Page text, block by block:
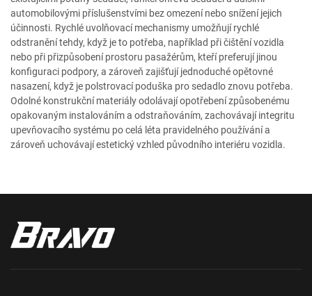
automobilovými příslušenstvími bez omezení nebo snížení jejich
účinnosti. Rychlé uvolňovací mechanismy umožňují rychlé
odstranění tehdy, když je to potřeba, například při čištění vozidla
nebo při přizpůsobení prostoru pasažérům, kteří preferují jinou
konfiguraci podpory, a zároveň zajišťují jednoduché opětovné
nasazení, když je polstrovací poduška pro sedadlo znovu potřeba.
Odolné konstrukční materiály odolávají opotřebení způsobenému
opakovaným instalováním a odstraňováním, zachovávají integritu
upevňovacího systému po celá léta pravidelného používání a
zároveň uchovávají estetický vzhled původního interiéru vozidla.